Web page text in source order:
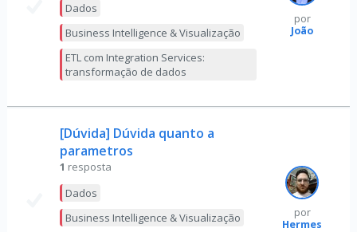
Dados
Business Intelligence & Visualização
ETL com Integration Services:
transformação de dados
por
João
[Dúvida] Dúvida quanto a
parametros
1 resposta
Dados
Business Intelligence & Visualização
por
Hermes